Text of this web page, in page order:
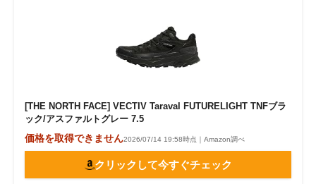
[THE NORTH FACE] VECTIV Taraval FUTURELIGHT TNFブラ
ック/アスファルトグレー 7.5
価格を取得できません2026/07/14 19:58時点｜Amazon調べ
クリックして今すぐチェック